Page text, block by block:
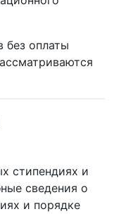
без оплаты
стипендиях и
сведения о
и порядке